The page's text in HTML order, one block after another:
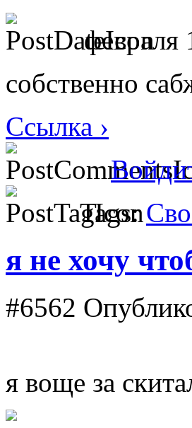
февраля
собственно
Ссылка ›
Tags:
я не хочу
#6562
я воще за